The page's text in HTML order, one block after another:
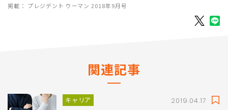
掲載： プレジデント ウーマン 2018年9月号
関連記事
キャリア 2019.04.17